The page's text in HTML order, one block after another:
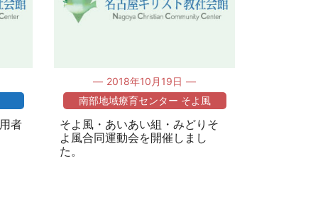
者
2018年10月19日
南部地域療育センター そよ風
そよ風・あいあい組・みどりそ
よ風合同運動会を開催しまし
た。